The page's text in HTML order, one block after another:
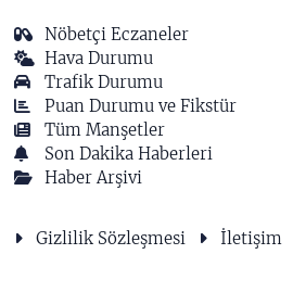
Nöbetçi Eczaneler
Hava Durumu
Trafik Durumu
Puan Durumu ve Fikstür
Tüm Manşetler
Son Dakika Haberleri
Haber Arşivi
Gizlilik Sözleşmesi İletişim